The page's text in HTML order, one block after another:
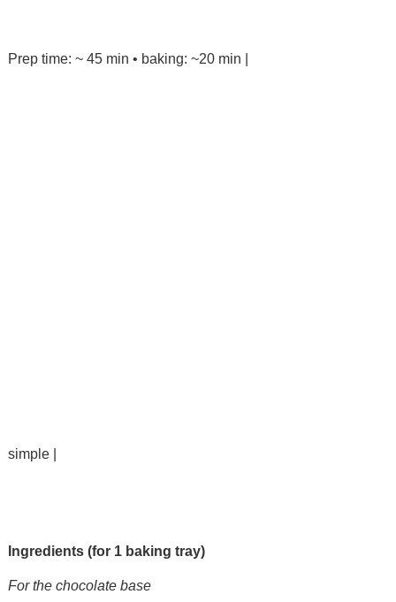
Prep time: ~ 45 min • baking: ~20 min |
simple |
Ingredients (for 1 baking tray)
For the chocolate base